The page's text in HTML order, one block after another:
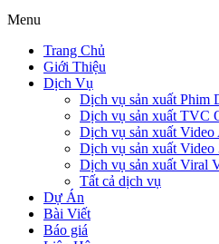
Menu
Trang Chủ
Giới Thiệu
Dịch Vụ
Dịch vụ sản xuất Phim
Dịch vụ sản xuất TVC
Dịch vụ sản xuất Video
Dịch vụ sản xuất Video
Dịch vụ sản xuất Viral
Tất cả dịch vụ
Dự Án
Bài Viết
Báo giá